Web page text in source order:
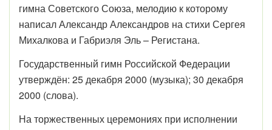
гимна Советского Союза, мелодию к которому
написал Александр Александров на стихи Сергея
Михалкова и Габриэля Эль – Регистана.
Государственный гимн Российской Федерации
утверждён: 25 декабря 2000 (музыка); 30 декабря
2000 (слова).
На торжественных церемониях при исполнении